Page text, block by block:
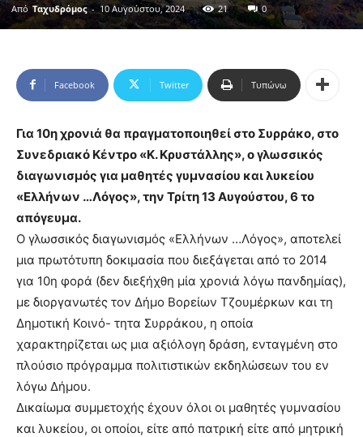
Από Ταχυδρόμος - 10 Αυγούστου, 2024 21 0
Facebook Twitter Τυπώνω
Για 10η χρονιά θα πραγματοποιηθεί στο Συρράκο, στο
Συνεδριακό Κέντρο «Κ. Κρυστάλλης», ο γλωσσικός
διαγωνισμός για μαθητές γυμνασίου και λυκείου
«Ελλήνων …Λόγος», την Τρίτη 13 Αυγούστου, 6 το
απόγευμα.
Ο γλωσσικός διαγωνισμός «Ελλήνων …Λόγος», αποτελεί
μια πρωτότυπη δοκιμασία που διεξάγεται από το 2014
για 10η φορά (δεν διεξήχθη μία χρονιά λόγω πανδημίας),
με διοργανωτές τον Δήμο Βορείων Τζουμέρκων και τη
Δημοτική Κοινό- τητα Συρράκου, η οποία
χαρακτηρίζεται ως μια αξιόλογη δράση, ενταγμένη στο
πλούσιο πρόγραμμα πολιτιστικών εκδηλώσεων του εν
λόγω Δήμου.
Δικαίωμα συμμετοχής έχουν όλοι οι μαθητές γυμνασίου
και λυκείου, οι οποίοι, είτε από πατρική είτε από μητρική